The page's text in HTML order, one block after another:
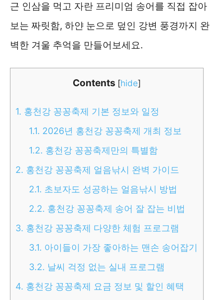
근 인삼을 먹고 자란 프리미엄 송어를 직접 잡아
보는 짜릿함, 하얀 눈으로 덮인 강변 풍경까지 완
벽한 겨울 추억을 만들어보세요.
Contents [hide]
1. 홍천강 꽁꽁축제 기본 정보와 일정
1.1. 2026년 홍천강 꽁꽁축제 개최 정보
1.2. 홍천강 꽁꽁축제만의 특별함
2. 홍천강 꽁꽁축제 얼음낚시 완벽 가이드
2.1. 초보자도 성공하는 얼음낚시 방법
2.2. 홍천강 꽁꽁축제 송어 잘 잡는 비법
3. 홍천강 꽁꽁축제 다양한 체험 프로그램
3.1. 아이들이 가장 좋아하는 맨손 송어잡기
3.2. 날씨 걱정 없는 실내 프로그램
4. 홍천강 꽁꽁축제 요금 정보 및 할인 혜택